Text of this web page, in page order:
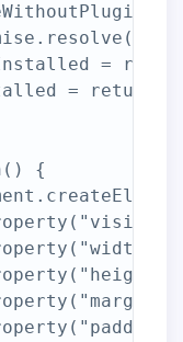
=
=
{